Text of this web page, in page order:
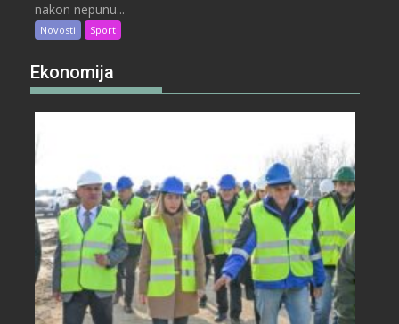
nakon nepunu...
Novosti Sport
Ekonomija